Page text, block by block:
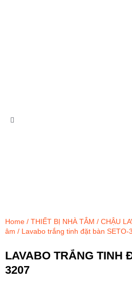
Home / THIẾT BỊ NHÀ TẮM / CHẬU
âm / Lavabo trắng tinh đặt bàn SETO-
LAVABO TRẮNG TINH
3207